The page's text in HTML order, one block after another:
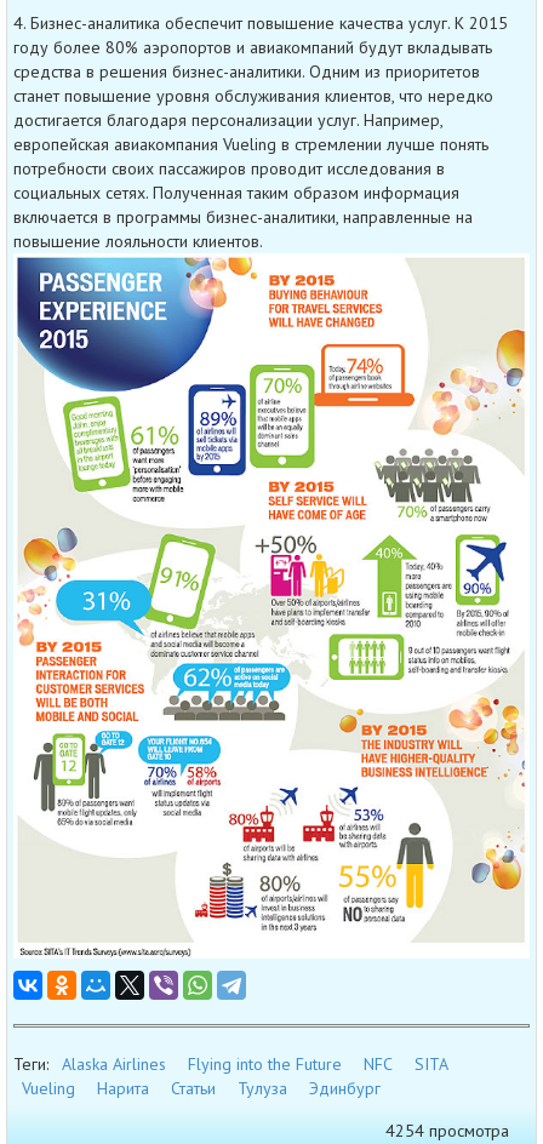
4. Бизнес-аналитика обеспечит повышение качества услуг. К 2015
году более 80% аэропортов и авиакомпаний будут вкладывать
средства в решения бизнес-аналитики. Одним из приоритетов
станет повышение уровня обслуживания клиентов, что нередко
достигается благодаря персонализации услуг. Например,
европейская авиакомпания Vueling в стремлении лучше понять
потребности своих пассажиров проводит исследования в
социальных сетях. Полученная таким образом информация
включается в программы бизнес-аналитики, направленные на
повышение лояльности клиентов.
Теги: Alaska Airlines Flying into the Future NFC
SITA
Vueling
Нарита Статьи Тулуза
Эдинбург
4254 просмотра